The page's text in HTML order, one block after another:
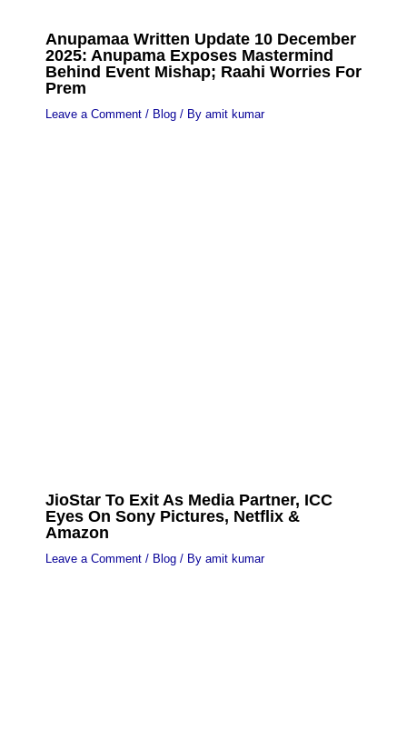
Anupamaa Written Update 10 December
2025: Anupama Exposes Mastermind
Behind Event Mishap; Raahi Worries For
Prem
Leave a Comment / Blog/ By amit kumar
JioStar To Exit As Media Partner, ICC
Eyes On Sony Pictures, Netflix &
Amazon
Leave a Comment / Blog/ By amit kumar